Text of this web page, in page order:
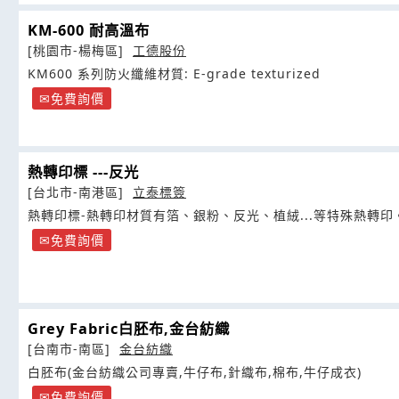
KM-600 耐高溫布
[桃園市-楊梅區]
工德股份
KM600 系列防火纖維材質: E-grade texturized
免費詢價
熱轉印標 ---反光
[台北市-南港區]
立泰標簽
熱轉印標-熱轉印材質有箔、銀粉、反光、植絨...等特殊熱轉印
免費詢價
Grey Fabric白胚布,金台紡織
[台南市-南區]
金台紡織
白胚布(金台紡織公司專賣,牛仔布,針織布,棉布,牛仔成衣)